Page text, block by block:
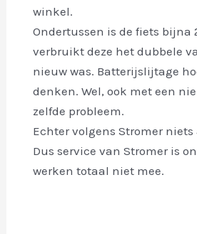
winkel.
Ondertussen is de fiets bijna
verbruikt deze het dubbele
nieuw was. Batterijslijtage
denken. Wel, ook met een
zelfde probleem.
Echter volgens Stromer
Dus service van Stromer is
werken totaal niet mee.